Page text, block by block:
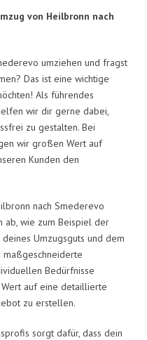
von Heilbronn nach
umziehen und fragst
Das ist eine wichtige
Als führendes
wir dir gerne dabei,
zu gestalten. Bei
wir großen Wert auf
Kunden den
nach Smederevo
ab, wie zum Beispiel der
Umzugsguts und dem
maßgeschneiderte
Bedürfnisse
auf eine detaillierte
zu erstellen.
sorgt dafür, dass dein